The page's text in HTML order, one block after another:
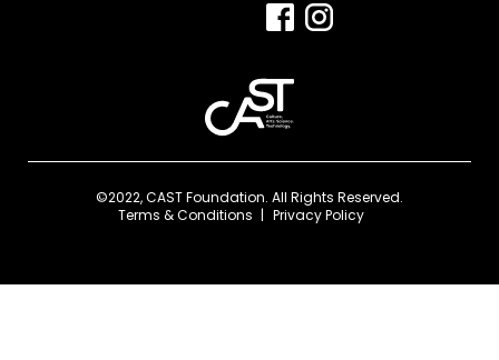
©2022, CAST Foundation. All Rights Reserved.
Terms & Conditions
Privacy Policy